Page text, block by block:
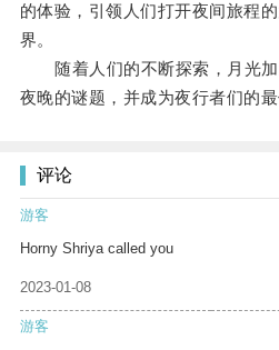
的体验，引领人们打开夜间旅程
界。
随着人们的不断探索，月光加
夜晚的谜题，并成为夜行者们的最
评论
游客
Horny Shriya called you
2023-01-08
游客